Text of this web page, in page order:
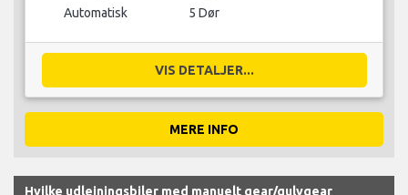
Automatisk 5 Dør
VIS DETALJER...
MERE INFO
Hvilke udlejningsbiler med manuelt gear/gulvgear